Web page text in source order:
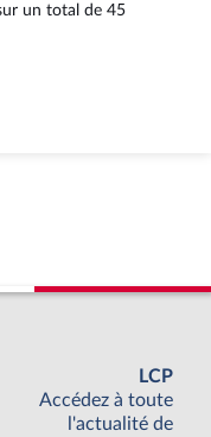
un total de 45
LCP
Accédez à toute
l'actualité de